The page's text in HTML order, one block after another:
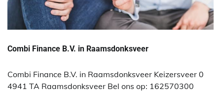
Combi Finance B.V. in Raamsdonksveer
Combi Finance B.V. in Raamsdonksveer Keizersveer 0
4941 TA Raamsdonksveer Bel ons op: 162570300